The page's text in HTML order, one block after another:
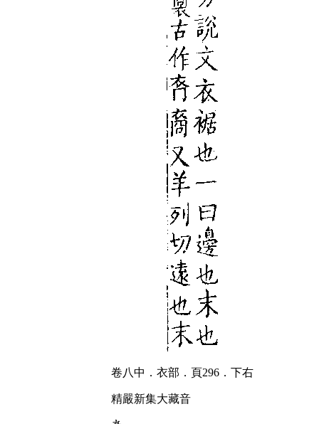
卷八中．衣部．頁296．下右
精嚴新集大藏音